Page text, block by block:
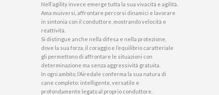
Nell’agility invece emerge tutta la sua vivacità e agilità.
Ama muiversi, affrontare percorsi dinamici e lavorare
in sintonia con il conduttore, mostrando velocità e
reattività.
Si distingue anche nella difesa e nella protezione,
dove la sua forza, il coraggio e l’equilibrio caratteriale
gli permettono di affrontare le situazioni con
determinazione ma senza aggressività gratuita.
In ogni ambito, l’Airedale conferma la sua natura di
cane completo: intelligente, versatile e
profondamente legato al proprio conduttore.